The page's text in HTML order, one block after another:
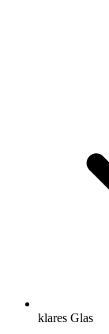
klares Glas